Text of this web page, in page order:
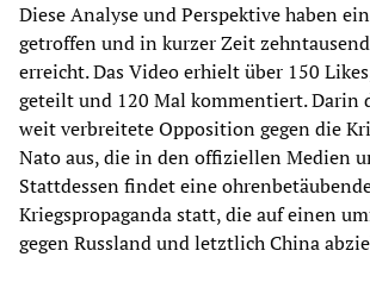
Diese Analyse und Perspektive haben
getroffen und in kurzer Zeit
erreicht. Das Video erhielt über 150
geteilt und 120 Mal kommentiert. Darin
weit verbreitete Opposition gegen die
Nato aus, die in den offiziellen Medien
Stattdessen findet eine
Kriegspropaganda statt, die auf einen
gegen Russland und letztlich China